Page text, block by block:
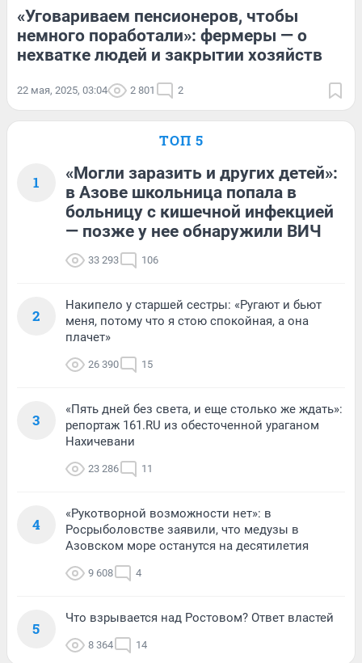
«Уговариваем пенсионеров, чтобы
немного поработали»: фермеры — о
нехватке людей и закрытии хозяйств
22 мая, 2025, 03:04 2 801 2
ТОП 5
1
«Могли заразить и других детей»:
в Азове школьница попала в
больницу с кишечной инфекцией
— позже у нее обнаружили ВИЧ
33 293 106
2
Накипело у старшей сестры: «Ругают и бьют
меня, потому что я стою спокойная, а она
плачет»
26 390 15
3
«Пять дней без света, и еще столько же ждать»:
репортаж 161.RU из обесточенной ураганом
Нахичевани
23 286 11
4
«Рукотворной возможности нет»: в
Росрыболовстве заявили, что медузы в
Азовском море останутся на десятилетия
9 608 4
5
Что взрывается над Ростовом? Ответ властей
8 364 14